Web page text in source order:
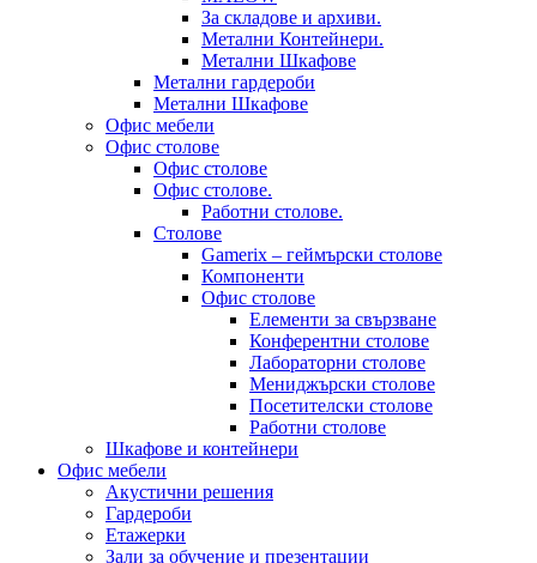
За складове и архиви.
Метални Контейнери.
Метални Шкафове
Метални гардероби
Метални Шкафове
Офис мебели
Офис столове
Офис столове
Офис столове.
Работни столове.
Столове
Gamerix – геймърски столове
Компоненти
Офис столове
Елементи за свързване
Конферентни столове
Лабораторни столове
Мениджърски столове
Посетителски столове
Работни столове
Шкафове и контейнери
Офис мебели
Акустични решения
Гардероби
Етажерки
Зали за обучение и презентации